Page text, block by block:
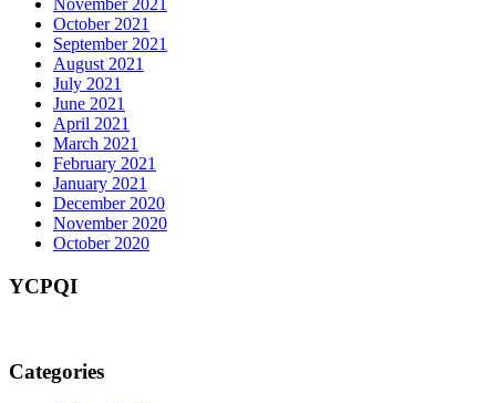
November 2021
October 2021
September 2021
August 2021
July 2021
June 2021
April 2021
March 2021
February 2021
January 2021
December 2020
November 2020
October 2020
YCPQI
Categories